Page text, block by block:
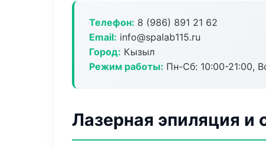
Телефон: 8 (986) 891 21 62
Email: info@spalab115.ru
Город: Кызыл
Режим работы: Пн-Сб: 10:00-21:00,
Лазерная эпиляция